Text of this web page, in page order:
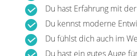
Du hast Erfahrung mit
Du kennst moderne
Du fühlst dich auch im
Du hast ein gutes Auge